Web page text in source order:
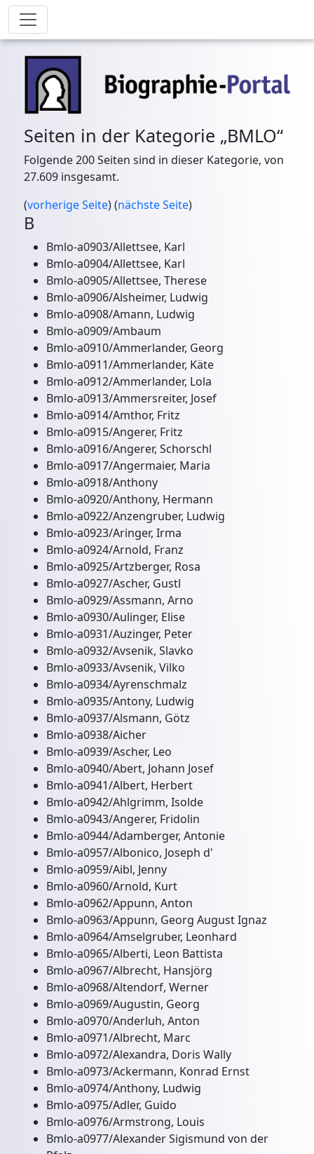
Seiten in der Kategorie „BMLO“
Folgende 200 Seiten sind in dieser Kategorie, von
27.609 insgesamt.
(vorherige Seite) (nächste Seite)
B
Bmlo-a0903/Allettsee, Karl
Bmlo-a0904/Allettsee, Karl
Bmlo-a0905/Allettsee, Therese
Bmlo-a0906/Alsheimer, Ludwig
Bmlo-a0908/Amann, Ludwig
Bmlo-a0909/Ambaum
Bmlo-a0910/Ammerlander, Georg
Bmlo-a0911/Ammerlander, Käte
Bmlo-a0912/Ammerlander, Lola
Bmlo-a0913/Ammersreiter, Josef
Bmlo-a0914/Amthor, Fritz
Bmlo-a0915/Angerer, Fritz
Bmlo-a0916/Angerer, Schorschl
Bmlo-a0917/Angermaier, Maria
Bmlo-a0918/Anthony
Bmlo-a0920/Anthony, Hermann
Bmlo-a0922/Anzengruber, Ludwig
Bmlo-a0923/Aringer, Irma
Bmlo-a0924/Arnold, Franz
Bmlo-a0925/Artzberger, Rosa
Bmlo-a0927/Ascher, Gustl
Bmlo-a0929/Assmann, Arno
Bmlo-a0930/Aulinger, Elise
Bmlo-a0931/Auzinger, Peter
Bmlo-a0932/Avsenik, Slavko
Bmlo-a0933/Avsenik, Vilko
Bmlo-a0934/Ayrenschmalz
Bmlo-a0935/Antony, Ludwig
Bmlo-a0937/Alsmann, Götz
Bmlo-a0938/Aicher
Bmlo-a0939/Ascher, Leo
Bmlo-a0940/Abert, Johann Josef
Bmlo-a0941/Albert, Herbert
Bmlo-a0942/Ahlgrimm, Isolde
Bmlo-a0943/Angerer, Fridolin
Bmlo-a0944/Adamberger, Antonie
Bmlo-a0957/Albonico, Joseph d'
Bmlo-a0959/Aibl, Jenny
Bmlo-a0960/Arnold, Kurt
Bmlo-a0962/Appunn, Anton
Bmlo-a0963/Appunn, Georg August Ignaz
Bmlo-a0964/Amselgruber, Leonhard
Bmlo-a0965/Alberti, Leon Battista
Bmlo-a0967/Albrecht, Hansjörg
Bmlo-a0968/Altendorf, Werner
Bmlo-a0969/Augustin, Georg
Bmlo-a0970/Anderluh, Anton
Bmlo-a0971/Albrecht, Marc
Bmlo-a0972/Alexandra, Doris Wally
Bmlo-a0973/Ackermann, Konrad Ernst
Bmlo-a0974/Anthony, Ludwig
Bmlo-a0975/Adler, Guido
Bmlo-a0976/Armstrong, Louis
Bmlo-a0977/Alexander Sigismund von der